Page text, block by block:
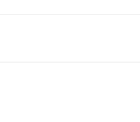
і
і легко вписується в